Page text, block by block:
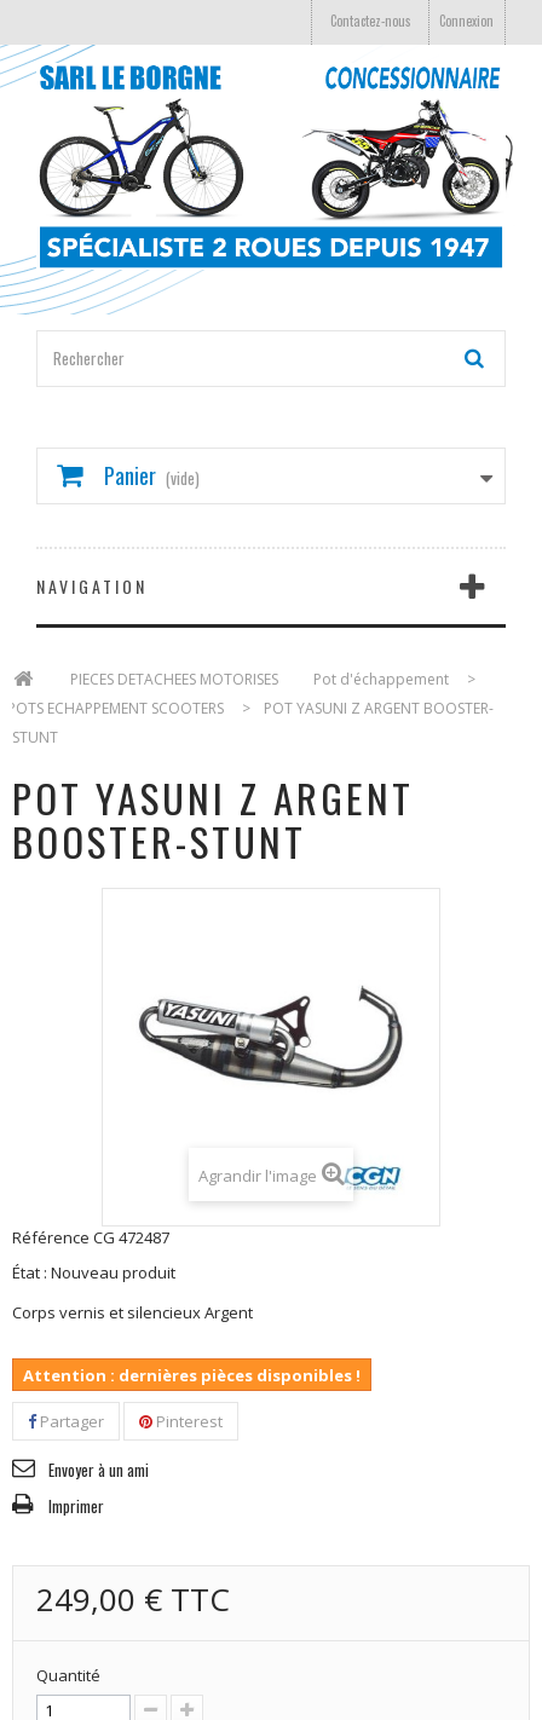
Connexion
Contactez-nous
Panier (vide)
NAVIGATION
PIECES DETACHEES MOTORISES Pot d'échappement
>
POTS ECHAPPEMENT SCOOTERS
>
POT YASUNI Z ARGENT BOOSTER-
STUNT
POT YASUNI Z ARGENT
BOOSTER-STUNT
Agrandir l'image
Référence CG 472487
État : Nouveau produit
Corps vernis et silencieux Argent
Attention : dernières pièces disponibles !
Partager Pinterest
Envoyer à un ami
Imprimer
249,00 € TTC
Quantité